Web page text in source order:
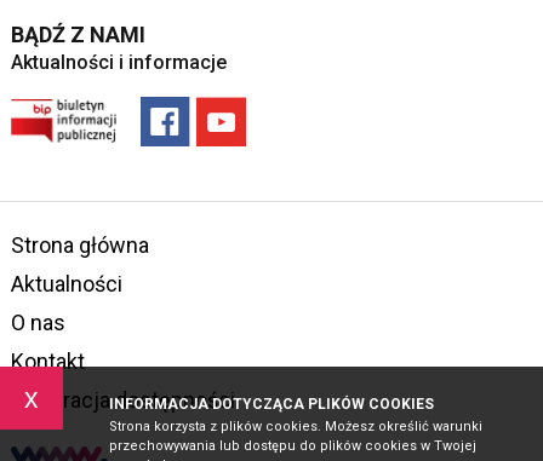
x INFORMACJA DOTYCZĄCA PLIKÓW COOKIES
Strona korzysta z plików cookies. Możesz określić warunki
przechowywania lub dostępu do plików cookies w Twojej
BĄDŹ Z NAMI
Aktualności i informacje
Strona główna
Aktualności
O nas
Kontakt
Deklaracja dostępności